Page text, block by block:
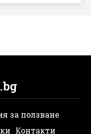
за ползване
Контакти